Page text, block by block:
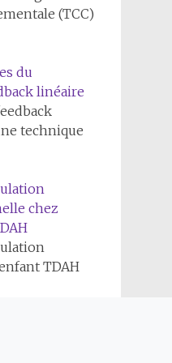
(TCC)
du
linéaire
technique
chez
TDAH